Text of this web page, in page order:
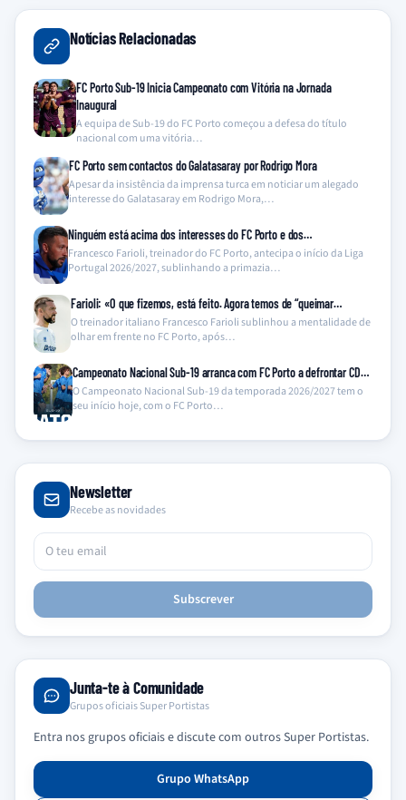
Notícias Relacionadas
FC Porto Sub-19 Inicia Campeonato com Vitória na Jornada
Inaugural
A equipa de Sub-19 do FC Porto começou a defesa do título
nacional com uma vitória…
FC Porto sem contactos do Galatasaray por Rodrigo Mora
Apesar da insistência da imprensa turca em noticiar um alegado
interesse do Galatasaray em Rodrigo Mora,…
Ninguém está acima dos interesses do FC Porto e dos…
Francesco Farioli, treinador do FC Porto, antecipa o início da Liga
Portugal 2026/2027, sublinhando a primazia…
Farioli: «O que fizemos, está feito. Agora temos de “queimar…
O treinador italiano Francesco Farioli sublinhou a mentalidade de
olhar em frente no FC Porto, após…
Campeonato Nacional Sub-19 arranca com FC Porto a defrontar CD…
O Campeonato Nacional Sub-19 da temporada 2026/2027 tem o
seu início hoje, com o FC Porto…
Newsletter
Recebe as novidades
Subscrever
Junta-te à Comunidade
Grupos oficiais Super Portistas
Entra nos grupos oficiais e discute com outros Super Portistas.
Grupo WhatsApp